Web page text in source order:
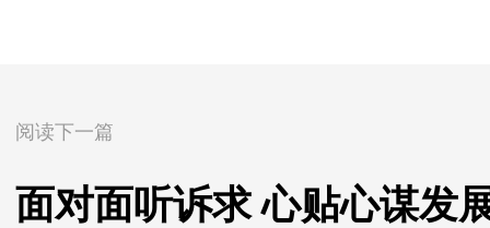
阅读下一篇
面对面听诉求 心贴心谋发